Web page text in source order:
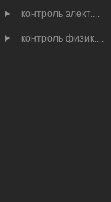
контроль элект....
контроль физик....